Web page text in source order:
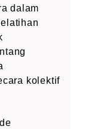
dalam
kolektif